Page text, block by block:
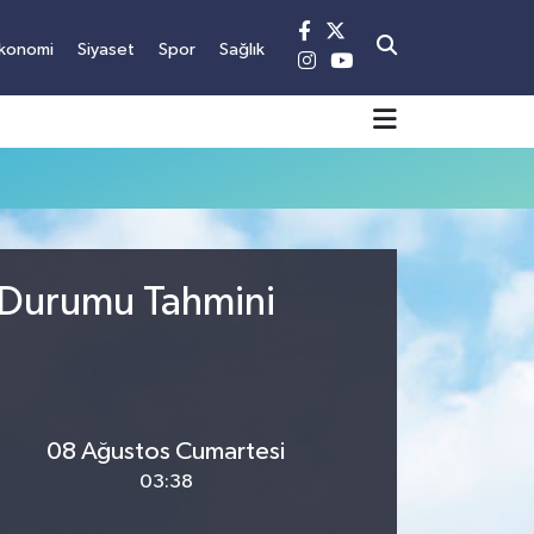
Siyaset Spor Sağlık
Tahmini
08 Ağustos Cumartesi
03:38